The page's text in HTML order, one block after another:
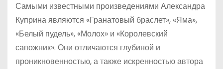
Самыми известными произведениями Александра
Куприна являются «Гранатовый браслет», «Яма»,
«Белый пудель», «Молох» и «Королевский
сапожник». Они отличаются глубиной и
проникновенностью, а также искренностью автора